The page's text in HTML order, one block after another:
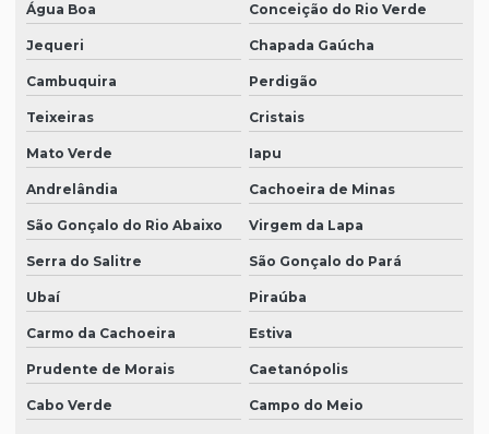
Água Boa Conceição do Rio Verde
Jequeri Chapada Gaúcha
Cambuquira Perdigão
Teixeiras Cristais
Mato Verde Iapu
Andrelândia Cachoeira de Minas
São Gonçalo do Rio Abaixo Virgem da Lapa
Serra do Salitre São Gonçalo do Pará
Ubaí Piraúba
Carmo da Cachoeira Estiva
Prudente de Morais Caetanópolis
Cabo Verde Campo do Meio